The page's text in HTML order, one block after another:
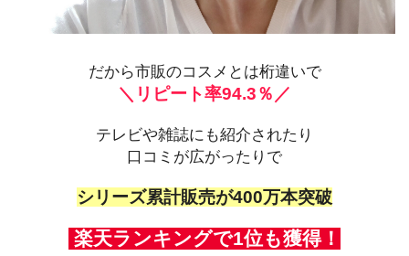
だから市販のコスメとは桁違いで
＼リピート率94.3％／
テレビや雑誌にも紹介されたり
口コミが広がったりで
シリーズ累計販売が400万本突破
楽天ランキングで1位も獲得！